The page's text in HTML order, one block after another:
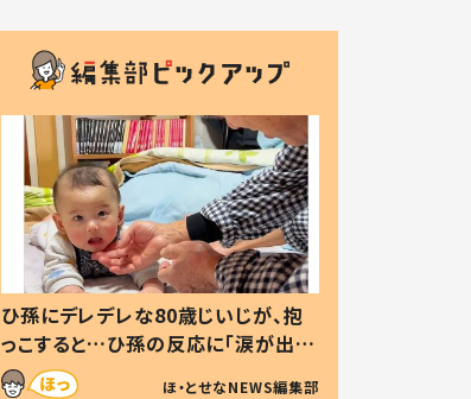
ひ孫にデレデレな80歳じいじが、抱
っこすると…ひ孫の反応に「涙が出ま
した」「可愛くて仕方ない」
ほ・とせなNEWS編集部